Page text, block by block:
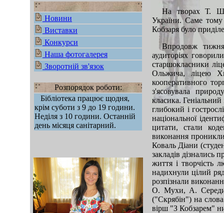
Новини
Виставки
Конкурси
Наша фотогалерея
Зворотній зв'язок
Розпорядок роботи:
Бібліотека працює щодня,
крім суботи з 9 до 19 години.
Неділя з 10 години. Останній
день місяця санітарний.
На творах Т.
України. Саме тому
Кобзаря було
Впродовж тижня
аудиторіях
старшокласники
Ольжича, ліцею
кооперативного
з'ясовувала
класика.
глибокий і
національної
цитати, стали
виконання
Коваль Діани
закладів дізнались
життя і творчість
надихнули цілий
розпізнали
О. Мухи, А.
("Скрябін") на
вірш "З Кобзарем"